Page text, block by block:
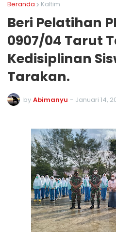
Beranda Kaltim
Beri Pelatihan
0907/04 Tarut
Kedisiplinan
Tarakan.
by Abimanyu - Januari 14,